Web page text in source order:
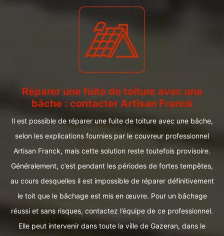
Réparer une fuite de toiture avec une
bâche : contacter Artisan Franck
Il est possible de réparer une fuite de toiture avec une bâche,
selon les explications fournies par le couvreur professionnel
Artisan Franck, mais cette solution reste toutefois provisoire.
Généralement, c’est pendant les périodes de fortes tempêtes,
au cours desquelles il est impossible de réparer définitivement
le toit que le bâchage est mis en œuvre. Pour un bâchage
réussi et sans risques, contactez l’équipe de ce professionnel.
Elle peut intervenir dans toute la ville de Gazeran, dans le